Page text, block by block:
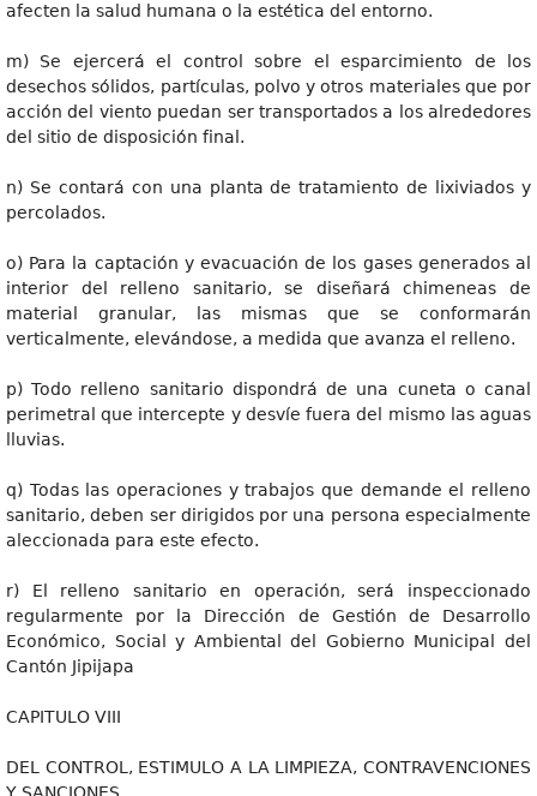
afecten la salud humana o la estética del entorno.
m) Se ejercerá el control sobre el esparcimiento de los
desechos sólidos, partículas, polvo y otros materiales que por
acción del viento puedan ser transportados a los alrededores
del sitio de disposición final.
n) Se contará con una planta de tratamiento de lixiviados y
percolados.
o) Para la captación y evacuación de los gases generados al
interior del relleno sanitario, se diseñará chimeneas de
material granular, las mismas que se conformarán
verticalmente, elevándose, a medida que avanza el relleno.
p) Todo relleno sanitario dispondrá de una cuneta o canal
perimetral que intercepte y desvíe fuera del mismo las aguas
lluvias.
q) Todas las operaciones y trabajos que demande el relleno
sanitario, deben ser dirigidos por una persona especialmente
aleccionada para este efecto.
r) El relleno sanitario en operación, será inspeccionado
regularmente por la Dirección de Gestión de Desarrollo
Económico, Social y Ambiental del Gobierno Municipal del
Cantón Jipijapa
CAPITULO VIII
DEL CONTROL, ESTIMULO A LA LIMPIEZA, CONTRAVENCIONES